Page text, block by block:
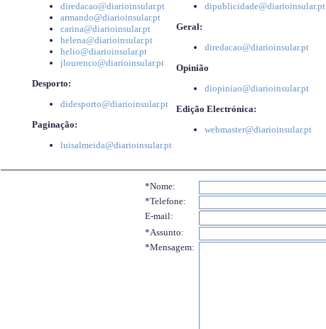
diredacao@diarioinsular.pt
armando@diarioinsular.pt
carina@diarioinsular.pt
helena@diarioinsular.pt
helio@diarioinsular.pt
jlourenco@diarioinsular.pt
Desporto:
didesporto@diarioinsular.pt
Paginação:
luisalmeida@diarioinsular.pt
dipublicidade@diarioinsular.pt
Geral:
diredacao@diarioinsular.pt
Opinião
diopiniao@diarioinsular.pt
Edição Electrónica:
webmaster@diarioinsular.pt
*Nome:
*Telefone:
E-mail:
*Assunto:
*Mensagem: